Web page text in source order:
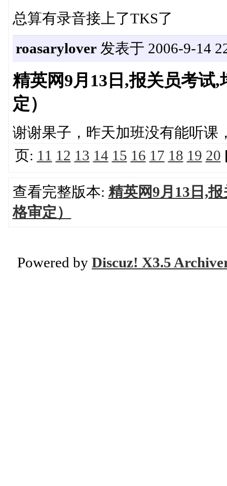
总算有录音接上了TKS了
roasarylover发表于 2006-9-14
精英网9月13日,报关员考试
定）
谢谢果子，昨天加班没有能听课
页: 11 12 13 14 15 16 17 18 19 20
查看完整版本: 精英网9月13日,
格审定）
Powered by Discuz! X3.5